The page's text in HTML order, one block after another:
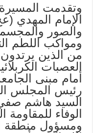
وتقدمت
الإمام المهدي
والصور
ومواكب اللطم
من الذين
العصبات
أمام مبنى
رئيس المجلس
السيد هاشم
الوفاء
ومسؤول منطقة